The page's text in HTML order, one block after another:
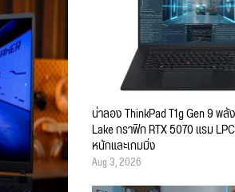
น่าลอง ThinkPad T1g Gen 9 พลั
Lake กราฟิก RTX 5070 แรม
หนักและเกมมิ่ง
Aug 3, 2026